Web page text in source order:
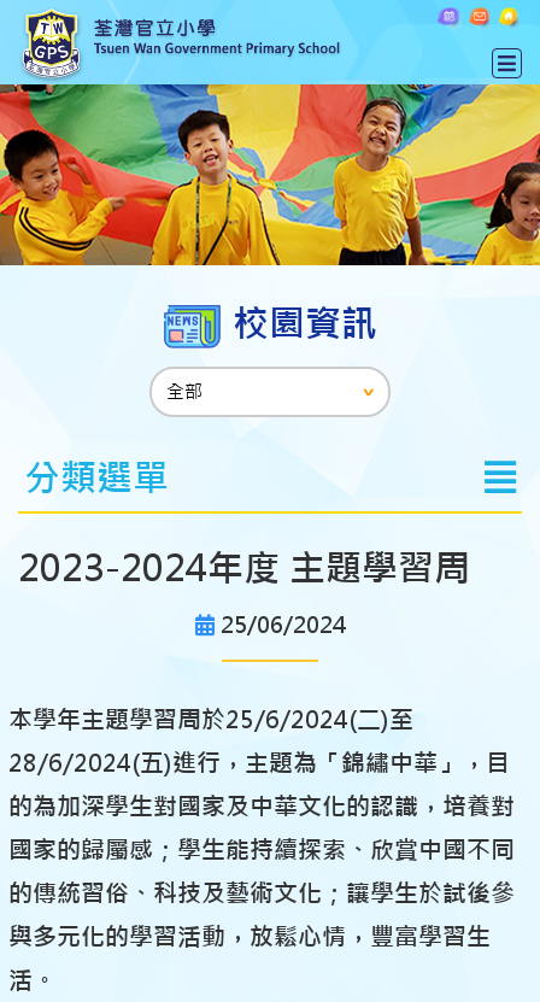
校園資訊
分類選單
2023-2024年度 主題學習周
25/06/2024
本學年主題學習周於25/6/2024(二)至
28/6/2024(五)進行，主題為「錦繡中華」，目
的為加深學生對國家及中華文化的認識，培養對
國家的歸屬感；學生能持續探索、欣賞中國不同
的傳統習俗、科技及藝術文化；讓學生於試後參
與多元化的學習活動，放鬆心情，豐富學習生
活。